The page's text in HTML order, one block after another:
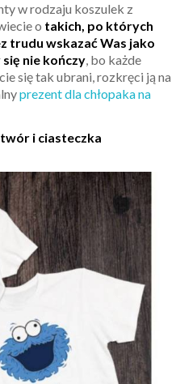
w rodzaju koszulek z
o takich, po których
trudu wskazać Was jako
nie kończy, bo każde
się tak ubrani, rozkręci ją na
prezent dla chłopaka na
i ciasteczka